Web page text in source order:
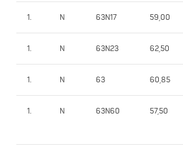
1. N 63N17 59,00
1. N 63N23 62,50
1. N 63 60,85
1. N 63N60 57,50